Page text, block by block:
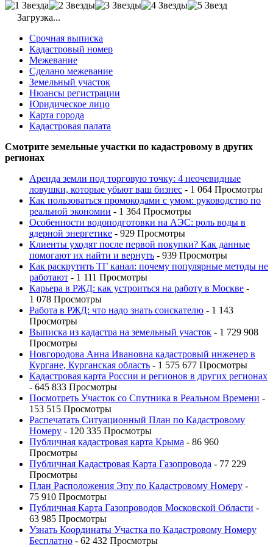
Загрузка...
Срочная выписка
Кадастровый номер
Межевание
Сделано межевание
Земельный участок
Нюансы регистрации
Юридическое лицо
Карта города
Кадастровая палата
Смотрите земельные участки по кадастровому в других
регионах
Аренда земли под торговую точку: 4 неочевидные
ловушки, которые убьют ваш бизнес - 1 064 Просмотры
Как пользоваться промокодами с умом: руководство по
реальной экономии - 1 364 Просмотры
Особенности водоподготовки на АЭС: роль воды в
ядерной энергетике - 929 Просмотры
Клиенты уходят после первой покупки? Как данные
помогают их найти и вернуть - 939 Просмотры
Как раскрутить ТГ канал: почему популярные методы не
работают - 1 111 Просмотры
Карьера в РЖД: как устроиться на работу в Москве -
1 078 Просмотры
Работа в РЖД: что надо знать соискателю - 1 143
Просмотры
Выписка из кадастра на земельный участок - 1 729 908
Просмотры
Новгородова Анна Ивановна кадастровый инженер в
Кургане, Курганская область - 1 575 677 Просмотры
Кадастровая карта России и регионов в других регионах
- 645 833 Просмотры
Посмотреть Участок со Спутника в Реальном Времени -
153 515 Просмотры
Распечатать Ситуационный План по Кадастровому
Номеру - 120 335 Просмотры
Публичная кадастровая карта Крыма - 86 960
Просмотры
Публичная Кадастровая Карта Газопровода - 77 229
Просмотры
План Расположения Эпу по Кадастровому Номеру -
75 910 Просмотры
Публичная Карта Газопроводов Московской Области -
63 985 Просмотры
Узнать Координаты Участка по Кадастровому Номеру
Бесплатно - 62 432 Просмотры